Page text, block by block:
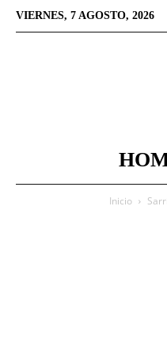
VIERNES, 7 AGOSTO, 2026
Inicio